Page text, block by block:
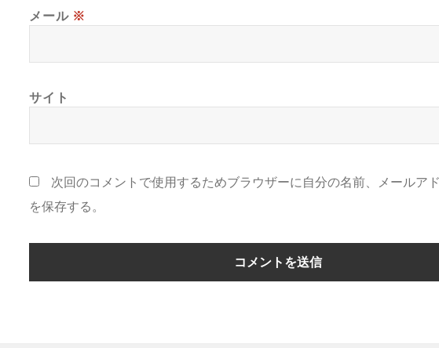
メール ※
サイト
次回のコメントで使用するためブラウザーに自分の名前、メールア
を保存する。